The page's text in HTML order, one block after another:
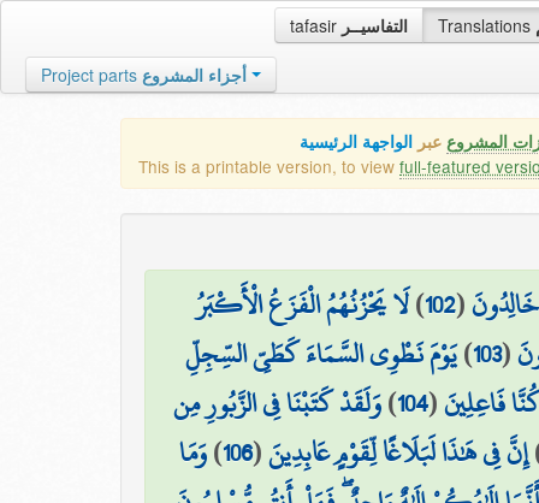
tafasir التفاسيــر Translations
Project parts أجزاء المشروع
المشروع عبر الواجهة الرئيسية
This is a printable version, to view full-featured
(
102
)لَا يَحْزُنُهُمُ الْفَزَعُ الْأَكْبَرُ
(
103
)يَوْمَ نَطْوِي السَّمَاءَ كَطَيِّ السِّجِلِّ
فَاعِلِينَ(
104
)وَلَقَدْ كَتَبْنَا فِي الزَّبُورِ مِن
إِنَّ فِي هَٰذَا لَبَلَاغًا لِّقَوْمٍ عَابِدِينَ(
106
)وَمَا